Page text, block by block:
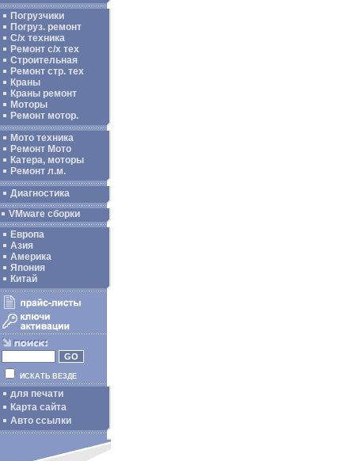
Погрузчики
Погруз. ремонт
С/х техника
Ремонт с/х тех
Строительная
Ремонт стр. тех
Краны
Краны ремонт
Моторы
Ремонт мотор.
Мото техника
Ремонт Мото
Катера, моторы
Ремонт л.м.
Диагностика
VMware сборки
Европа
Азия
Америка
Япония
Китай
ИСКАТЬ ВЕЗДЕ
для печати
Карта сайта
Авто ссылки